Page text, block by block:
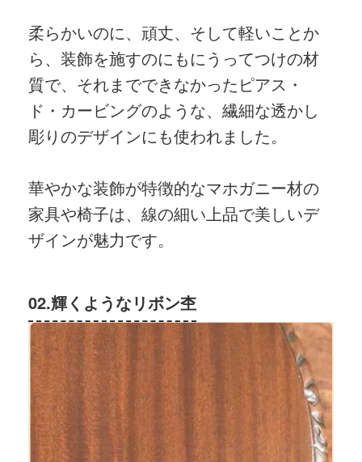
柔らかいのに、頑丈、そして軽いことか
ら、装飾を施すのにもにうってつけの材
質で、それまでできなかったピアス・
ド・カービングのような、繊細な透かし
彫りのデザインにも使われました。
華やかな装飾が特徴的なマホガニー材の
家具や椅子は、線の細い上品で美しいデ
ザインが魅力です。
02.輝くようなリボン杢